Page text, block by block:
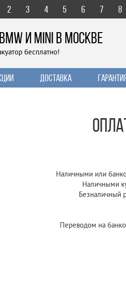
2 3 4 5 6 7 8
BMW И MINI В МОСКВЕ
бесплатно!
Доставка
Наличными или
Наличными
Безналичный
Переводом на